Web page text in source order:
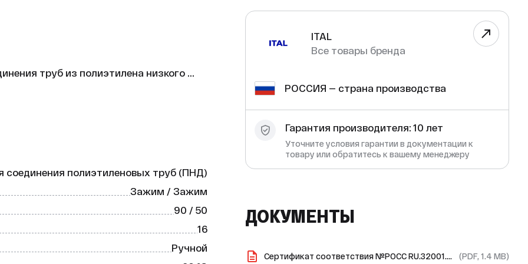
труб из полиэтилена низкого
что вам нужно!
2013 и ТУ2248-001-21771209-2015, что
Она обеспечивает герметичное
водоснабжения.
устойчив к воздействию воды и
соединения полиэтиленовых труб (ПНД)
Зажим / Зажим
90 / 50
16
Ручной
ITAL
Все товары бренда
РОССИЯ — страна производства
Гарантия производителя: 10 лет
Уточните условия гарантии в документации к
товару или обратитесь к вашему менеджеру
ДОКУМЕНТЫ
Сертификат соответствия №РОСС RU.З2001.04ИБФ1.ОСП28.50030 (PDF, 1.4 MB)